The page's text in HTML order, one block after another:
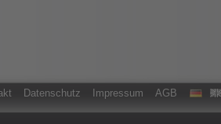
Datenschutz Impressum AGB